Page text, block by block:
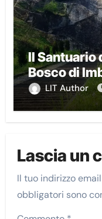
Il Santuario
Bosco di
LIT Author
Lascia un
Il tuo indirizzo
obbligatori sono